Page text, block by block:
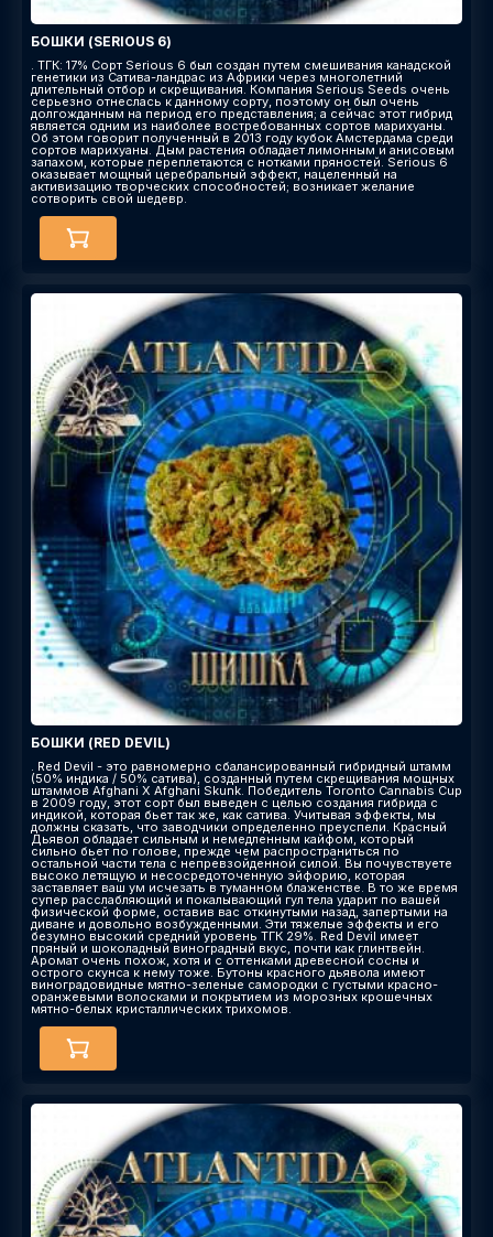
БОШКИ (SERIOUS 6)
. ТГК: 17% Сорт Serious 6 был создан путем смешивания канадской
генетики из Сатива-ландрас из Африки через многолетний
длительный отбор и скрещивания. Компания Serious Seeds очень
серьезно отнеслась к данному сорту, поэтому он был очень
долгожданным на период его представления; а сейчас этот гибрид
является одним из наиболее востребованных сортов марихуаны.
Об этом говорит полученный в 2013 году кубок Амстердама среди
сортов марихуаны. Дым растения обладает лимонным и анисовым
запахом, которые переплетаются с нотками пряностей. Serious 6
оказывает мощный церебральный эффект, нацеленный на
активизацию творческих способностей; возникает желание
сотворить свой шедевр.
БОШКИ (RED DEVIL)
. Red Devil - это равномерно сбалансированный гибридный штамм
(50% индика / 50% сатива), созданный путем скрещивания мощных
штаммов Afghani X Afghani Skunk. Победитель Toronto Cannabis Cup
в 2009 году, этот сорт был выведен с целью создания гибрида с
индикой, которая бьет так же, как сатива. Учитывая эффекты, мы
должны сказать, что заводчики определенно преуспели. Красный
Дьявол обладает сильным и немедленным кайфом, который
сильно бьет по голове, прежде чем распространиться по
остальной части тела с непревзойденной силой. Вы почувствуете
высоко летящую и несосредоточенную эйфорию, которая
заставляет ваш ум исчезать в туманном блаженстве. В то же время
супер расслабляющий и покалывающий гул тела ударит по вашей
физической форме, оставив вас откинутыми назад, запертыми на
диване и довольно возбужденными. Эти тяжелые эффекты и его
безумно высокий средний уровень ТГК 29%. Red Devil имеет
пряный и шоколадный виноградный вкус, почти как глинтвейн.
Аромат очень похож, хотя и с оттенками древесной сосны и
острого скунса к нему тоже. Бутоны красного дьявола имеют
виноградовидные мятно-зеленые самородки с густыми красно-
оранжевыми волосками и покрытием из морозных крошечных
мятно-белых кристаллических трихомов.